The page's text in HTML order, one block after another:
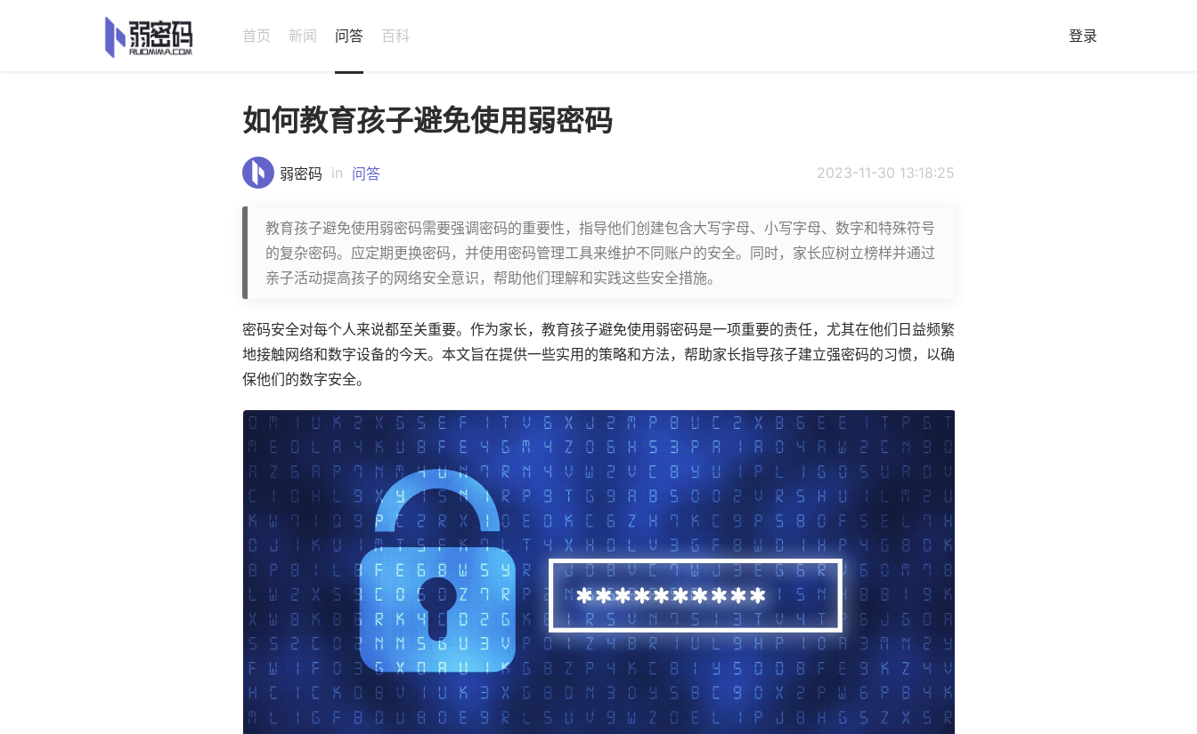
首页 新闻 问答 百科 登录
如何教育孩子避免使用弱密码
弱密码 in 问答 2023-11-30 13:18:25
教育孩子避免使用弱密码需要强调密码的重要性，指导他们创建包含大写字母、小写字母、数字和特殊符号
的复杂密码。应定期更换密码，并使用密码管理工具来维护不同账户的安全。同时，家长应树立榜样并通过
亲子活动提高孩子的网络安全意识，帮助他们理解和实践这些安全措施。
密码安全对每个人来说都至关重要。作为家长，教育孩子避免使用 弱密码是一项重要的责任，尤其在他们日益频繁
地接触网络和数字设备的今天。本文旨在提供一些实用的策略和方法，帮助家长指导孩子建立强密码的习惯，以确
保他们的数字安全。